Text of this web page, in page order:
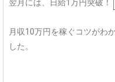
翌月には、日給1万円突破！
月収10万円を稼ぐコツがわか
した。